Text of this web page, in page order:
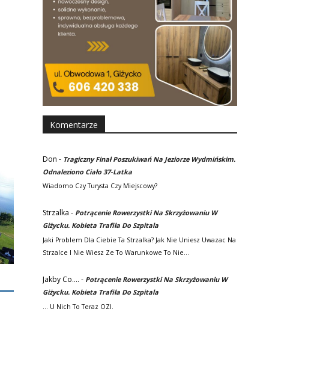
Komentarze
Don - Tragiczny Finał Poszukiwań Na Jeziorze Wydmińskim.
Odnaleziono Ciało 37-Latka
Wiadomo Czy Turysta Czy Miejscowy?
Strzalka - Potrącenie Rowerzystki Na Skrzyżowaniu W
Giżycku. Kobieta Trafiła Do Szpitala
Jaki Problem Dla Ciebie Ta Strzalka? Jak Nie Uniesz Uwazac Na
Strzalce I Nie Wiesz Ze To Warunkowe To Nie…
Jakby Co.... - Potrącenie Rowerzystki Na Skrzyżowaniu W
Giżycku. Kobieta Trafiła Do Szpitala
... U Nich To Teraz OZI.